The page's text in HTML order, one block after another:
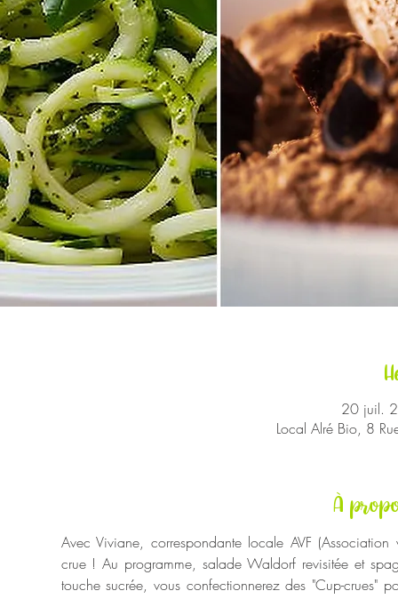
20 juil.
Local Alré Bio, 8
À
Avec Viviane, correspondante locale AVF
crue ! Au programme, salade Waldorf revisitée et
touche sucrée, vous confectionnerez des "Cup-crues"